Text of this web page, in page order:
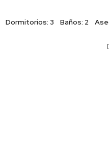
Dormitorios: 3 Baños: 2